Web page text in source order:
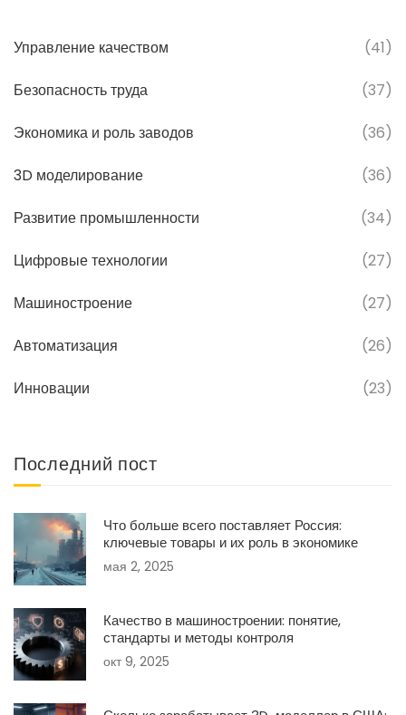
Управление качеством (41)
Безопасность труда (37)
Экономика и роль заводов (36)
3D моделирование (36)
Развитие промышленности (34)
Цифровые технологии (27)
Машиностроение (27)
Автоматизация (26)
Инновации (23)
Последний пост
Что больше всего поставляет Россия:
ключевые товары и их роль в экономике
мая 2, 2025
Качество в машиностроении: понятие,
стандарты и методы контроля
окт 9, 2025